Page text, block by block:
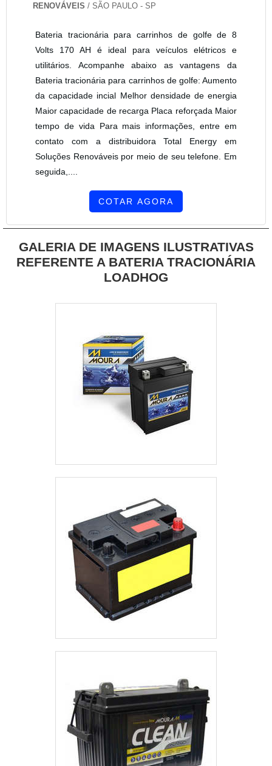
RENOVÁVEIS / SÃO PAULO - SP
Bateria tracionária para carrinhos de golfe de 8
Volts 170 AH é ideal para veículos elétricos e
utilitários. Acompanhe abaixo as vantagens da
Bateria tracionária para carrinhos de golfe: Aumento
da capacidade incial Melhor densidade de energia
Maior capacidade de recarga Placa reforçada Maior
tempo de vida Para mais informações, entre em
contato com a distribuidora Total Energy em
Soluções Renováveis por meio de seu telefone. Em
seguida,....
COTAR AGORA
GALERIA DE IMAGENS ILUSTRATIVAS
REFERENTE A BATERIA TRACIONÁRIA
LOADHOG